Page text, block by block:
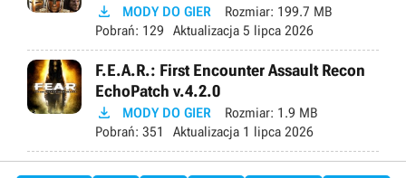
 MODY DO GIER Rozmiar: 199.7 MB
Pobrań: 129 Aktualizacja 5 lipca 2026
F.E.A.R.: First Encounter Assault Recon
EchoPatch v.4.2.0
 MODY DO GIER Rozmiar: 1.9 MB
Pobrań: 351 Aktualizacja 1 lipca 2026